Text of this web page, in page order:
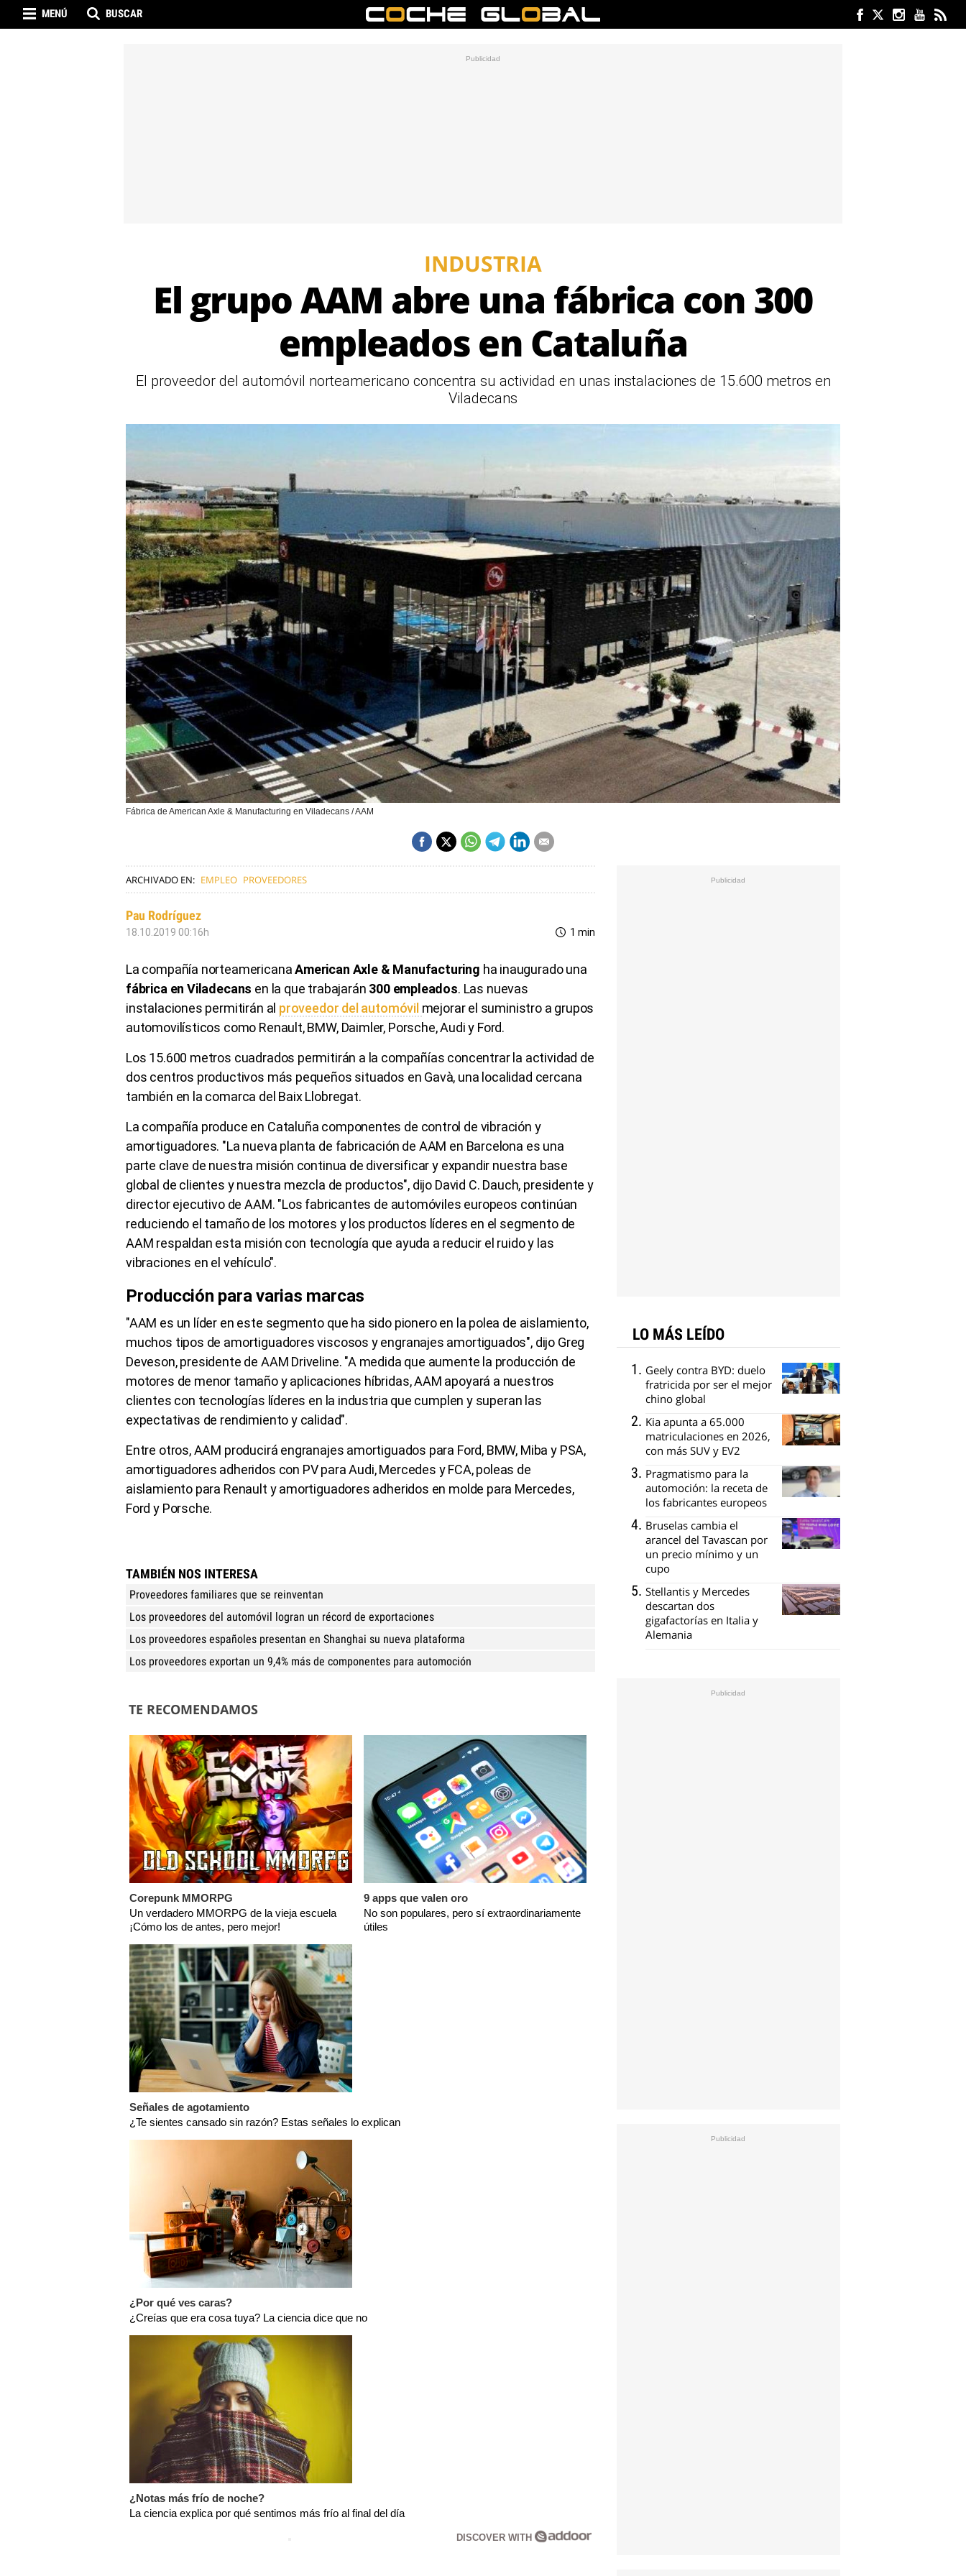
MENÚ BUSCAR
INDUSTRIA
El grupo AAM abre una fábrica con 300
empleados en Cataluña
El proveedor del automóvil norteamericano concentra su actividad en unas instalaciones de 15.600 metros en
Viladecans
Fábrica de American Axle & Manufacturing en Viladecans / AAM
ARCHIVADO EN: EMPLEO PROVEEDORES
Pau Rodríguez
18.10.2019 00:16h 1 min
La compañía norteamericanaAmerican Axle & Manufacturing ha inaugurado una
fábrica en Viladecans en la que trabajarán 300 empleados. Las nuevas
instalaciones permitirán al proveedor del automóvil mejorar el suministro a grupos
automovilísticos como Renault, BMW, Daimler, Porsche, Audi y Ford.
Los 15.600 metros cuadrados permitirán a la compañías concentrar la actividad de
dos centros productivos más pequeños situados en Gavà, una localidad cercana
también en la comarca del Baix Llobregat.
La compañía produce en Cataluña componentes de control de vibración y
amortiguadores. "La nueva planta de fabricación de AAM en Barcelona es una
parte clave de nuestra misión continua de diversificar y expandir nuestra base
global de clientes y nuestra mezcla de productos", dijo David C. Dauch, presidente y
director ejecutivo de AAM. "Los fabricantes de automóviles europeos continúan
reduciendo el tamaño de los motores y los productos líderes en el segmento de
AAM respaldan esta misión con tecnología que ayuda a reducir el ruido y las
vibraciones en el vehículo".
Producción para varias marcas
"AAM es un líder en este segmento que ha sido pionero en la polea de aislamiento,
muchos tipos de amortiguadores viscosos y engranajes amortiguados", dijo Greg
Deveson, presidente de AAM Driveline. "A medida que aumente la producción de
motores de menor tamaño y aplicaciones híbridas, AAM apoyará a nuestros
clientes con tecnologías líderes en la industria que cumplen y superan las
expectativas de rendimiento y calidad".
Entre otros, AAM producirá engranajes amortiguados para Ford, BMW, Miba y PSA,
amortiguadores adheridos con PV para Audi, Mercedes y FCA, poleas de
aislamiento para Renault y amortiguadores adheridos en molde para Mercedes,
Ford y Porsche.
TAMBIÉN NOS INTERESA
Proveedores familiares que se reinventan
Los proveedores del automóvil logran un récord de exportaciones
Los proveedores españoles presentan en Shanghai su nueva plataforma
Los proveedores exportan un 9,4% más de componentes para automoción
TE RECOMENDAMOS
Corepunk MMORPG
Un verdadero MMORPG de la vieja escuela
¡Cómo los de antes, pero mejor!
9 apps que valen oro
No son populares, pero sí extraordinariamente
útiles
Señales de agotamiento
¿Te sientes cansado sin razón? Estas señales lo explican
¿Por qué ves caras?
¿Creías que era cosa tuya? La ciencia dice que no
¿Notas más frío de noche?
La ciencia explica por qué sentimos más frío al final del día
DISCOVER WITH
LO MÁS LEÍDO
Geely contra BYD: duelo
fratricida por ser el mejor
chino global
Kia apunta a 65.000
matriculaciones en 2026,
con más SUV y EV2
Pragmatismo para la
automoción: la receta de
los fabricantes europeos
Bruselas cambia el
arancel del Tavascan por
un precio mínimo y un
cupo
Stellantis y Mercedes
descartan dos
gigafactorías en Italia y
Alemania